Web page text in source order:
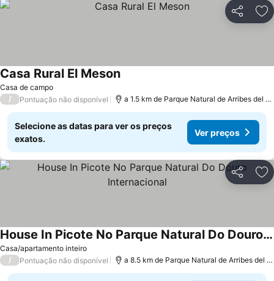
Partilhar
Casa de campo
Casa Rural El Meson
/ Pontuação não disponível a 1.5 km de Parque Natural de Arribes del Duero
Selecione as datas para ver os preços
exatos.
Ver preços
Partilhar
Casa/apartamento inteiro
House In Picote No Parque Natural Do Douro Internacional
/ Pontuação não disponível a 8.5 km de Parque Natural de Arribes del Duero